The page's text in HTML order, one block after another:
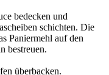
bedecken und
schichten. Die
Paniermehl auf den
bestreuen.
überbacken.